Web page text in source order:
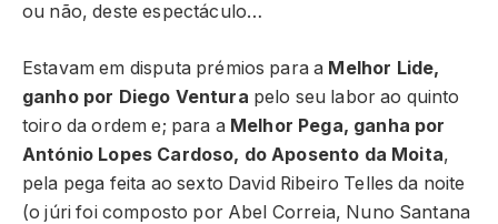
ou não, deste espectáculo…
Estavam em disputa prémios para a Melhor Lide,
ganho por Diego Ventura pelo seu labor ao quinto
toiro da ordem e; para a Melhor Pega, ganha por
António Lopes Cardoso, do Aposento da Moita,
pela pega feita ao sexto David Ribeiro Telles da noite
(o júri foi composto por Abel Correia, Nuno Santana